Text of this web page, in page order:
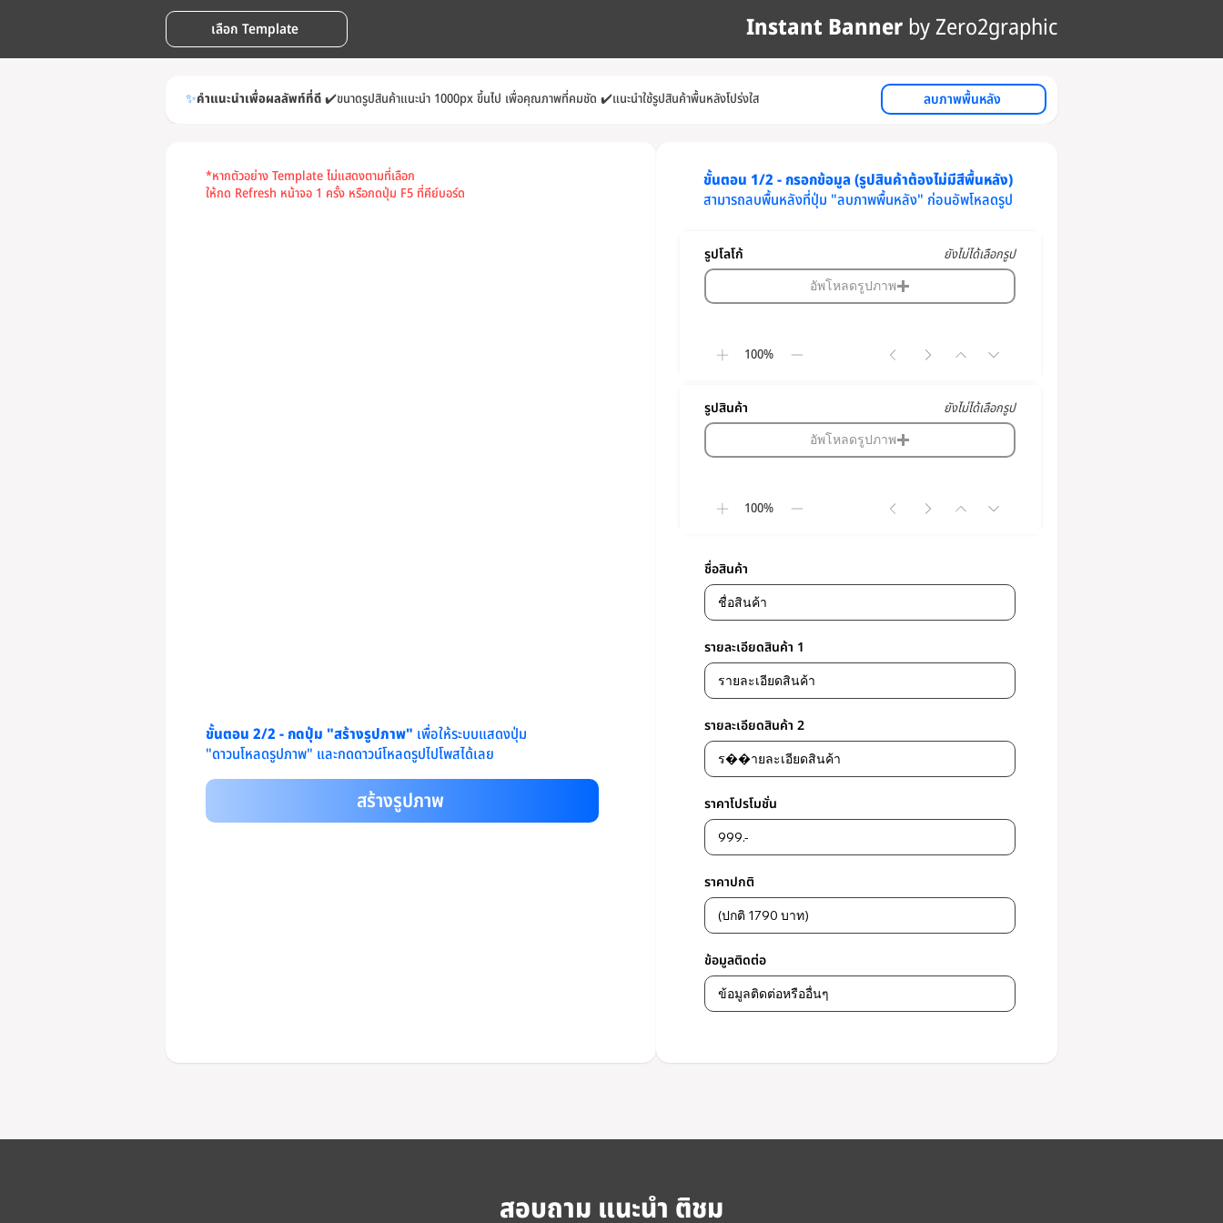
เลือก Template Instant Banner by Zero2graphic
✨คำแนะนำเพื่อผลลัพท์ที่ดี✔️ขนาดรูปสินค้าแนะนำ 1000px ขึ้นไป เพื่อคุณภาพที่คมชัด ✔️แนะนำใช้รูปสินค้าพื้นหลังโปร่งใส ลบภาพพื้นหลัง
*หากตัวอย่าง Template ไม่แสดงตามที่เลือก
ให้กด Refresh หน้าจอ 1 ครั้ง หรือกดปุ่ม F5 ที่คีย์บอร์ด
ขั้นตอน 2/2 - กดปุ่ม "สร้างรูปภาพ" เพื่อให้ระบบแสดงปุ่ม
"ดาวนโหลดรูปภาพ" และกดดาวน์โหลดรูปไปโพสได้เลย
สร้างรูปภาพ
ขั้นตอน 1/2 - กรอกข้อมูล (รูปสินค้าต้องไม่มีสีพื้นหลัง)
สามารถลบพื้นหลังที่ปุ่ม "ลบภาพพื้นหลัง" ก่อนอัพโหลดรูป
รูปโลโก้ ยังไม่ได้เลือกรูป
อัพโหลดรูปภาพ
100%
รูปสินค้า ยังไม่ได้เลือกรูป
อัพโหลดรูปภาพ
100%
ชื่อสินค้า
รายละเอียดสินค้า 1
รายละเอียดสินค้า 2
ราคาโปรโมชั่น
ราคาปกติ
ข้อมูลติดต่อ
สอบถาม แนะนำ ติชม